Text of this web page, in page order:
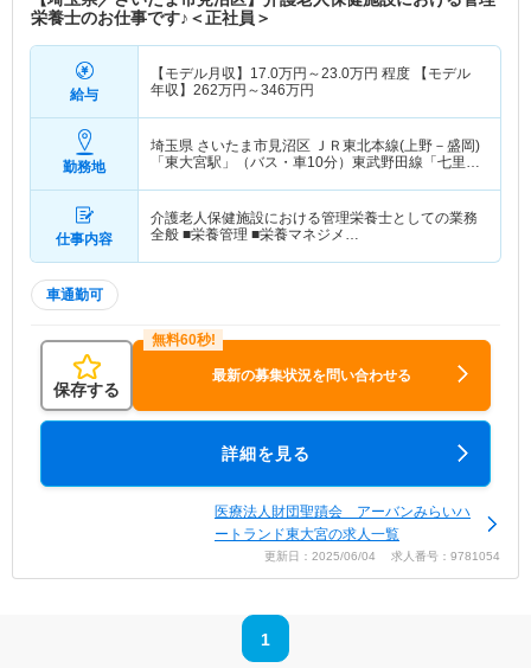
栄養士のお仕事です♪＜正社員＞
給与
【モデル月収】 17.0万円～23.0万円 程度 【モデル
年収】 262万円～346万円
勤務地
埼玉県 さいたま市見沼区 ＪＲ東北本線(上野－盛岡)
「東大宮駅」（バス・車10分）東武野田線「七里
仕事内容
介護老人保健施設における管理栄養士としての業務
全般 ■栄養管理 ■栄養マネジメ…
車通勤可
保存する
最新の募集状況を問い合わせる
詳細を見る
医療法人財団聖蹟会 アーバンみらいハ
ートランド東大宮の求人一覧
更新日：2025/06/04 求人番号：9781054
1